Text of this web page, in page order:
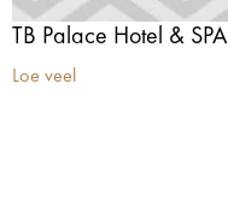
TB Palace Hotel & SPA
Loe veel